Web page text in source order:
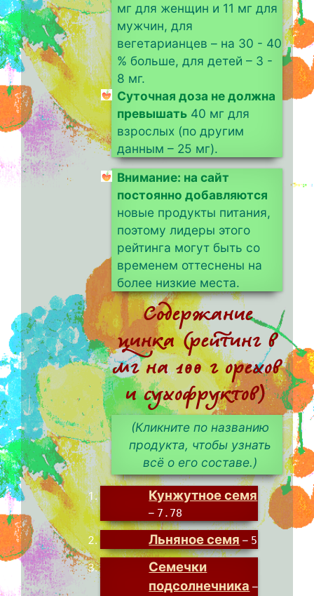
мг для женщин и 11 мг для
мужчин, для
вегетарианцев – на 30 - 40
% больше, для детей – 3 -
8 мг.
Суточная доза не должна
превышать 40 мг для
взрослых (по другим
данным – 25 мг).
Внимание: на сайт
постоянно добавляются
новые продукты питания,
поэтому лидеры этого
рейтинга могут быть со
временем оттеснены на
более низкие места.
Содержание
цинка (рейтинг в
мг на 100 г орехов
и сухофруктов)
(Кликните по названию
продукта, чтобы узнать
всё о его составе.)
Кунжутное семя
– 7.78
Льняное семя – 5
Семечки
подсолнечника –